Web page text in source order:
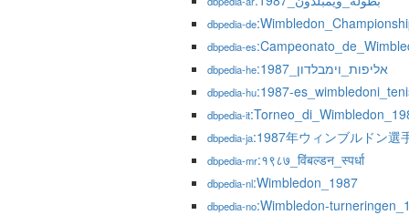
dbpedia-de
dbpedia-es
dbpedia-he :אליפות_וימבלדון_1987
dbpedia-hu:1987-
dbpedia-it
dbpedia-ja:1987年ウィンブルドン選
dbpedia-mr:१९८७_विंबल्डन_स्पर्धा
dbpedia-nl:Wimbledon_1987
dbpedia-no:Wimbledon-